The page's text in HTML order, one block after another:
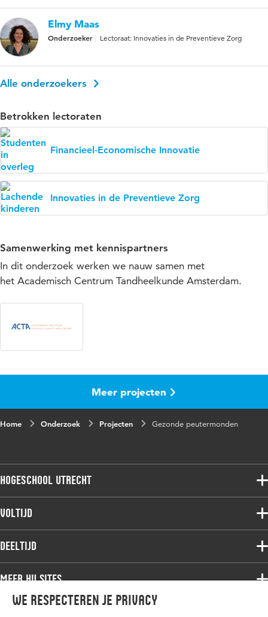
We respecteren je privacy
Elmy Maas
Onderzoeker Lectoraat: Innovaties in de Preventieve Zorg
Alle onderzoekers
Betrokken lectoraten
Financieel-Economische Innovatie
Innovaties in de Preventieve Zorg
Samenwerking met kennispartners
In dit onderzoek werken we nauw samen met
het Academisch Centrum Tandheelkunde Amsterdam.
Meer projecten
Home Onderzoek Projecten Gezonde peutermonden
Hogeschool Utrecht
Voltijdopleidingen
Onderzoek
Werken bij de HU
Voltijd
Associate degree
Master
Studiekeuze voltijd
Deeltijd
Associate degree
Bachelor
Meer HU sites
HU International